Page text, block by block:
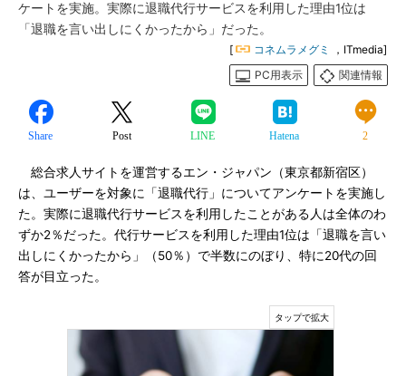
ケートを実施。実際に退職代行サービスを利用した理由1位は
「退職を言い出しにくかったから」だった。
[ コネムラメグミ
，ITmedia]
PC用表示
関連情報
Share Post LINE Hatena 2
総合求人サイトを運営するエン・ジャパン（東京都新宿区）
は、ユーザーを対象に「退職代行」についてアンケートを実施し
た。実際に退職代行サービスを利用したことがある人は全体のわ
ずか2％だった。代行サービスを利用した理由1位は「退職を言い
出しにくかったから」（50％）で半数にのぼり、特に20代の回
答が目立った。